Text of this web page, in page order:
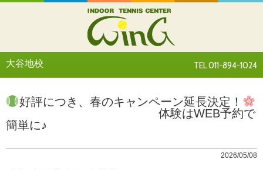
大谷地校 TEL 011-894-1024
好評につき、春のキャンペーン延長決定！
体験はWEB予約で
簡単に♪
2026/05/08